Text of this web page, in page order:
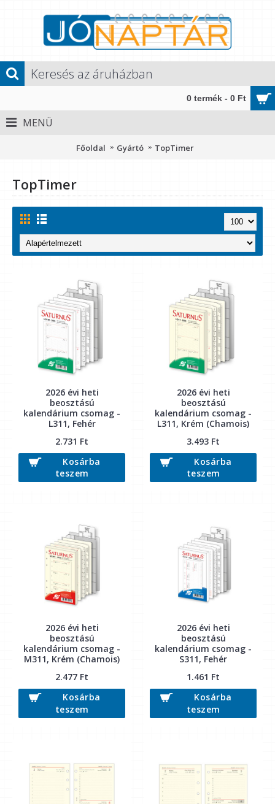
0 termék - 0 Ft
MENÜ
Főoldal Gyártó TopTimer
TopTimer
2026 évi heti
beosztású
kalendárium csomag -
L311, Fehér
2.731 Ft
Kosárba
teszem
2026 évi heti
beosztású
kalendárium csomag -
L311, Krém (Chamois)
3.493 Ft
Kosárba
teszem
2026 évi heti
beosztású
kalendárium csomag -
M311, Krém (Chamois)
2.477 Ft
Kosárba
teszem
2026 évi heti
beosztású
kalendárium csomag -
S311, Fehér
1.461 Ft
Kosárba
teszem